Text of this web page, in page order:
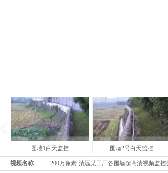
围墙1白天监控 围墙2号白天监控
视频名称
200万像素-清远某工厂各围墙超高清视频监